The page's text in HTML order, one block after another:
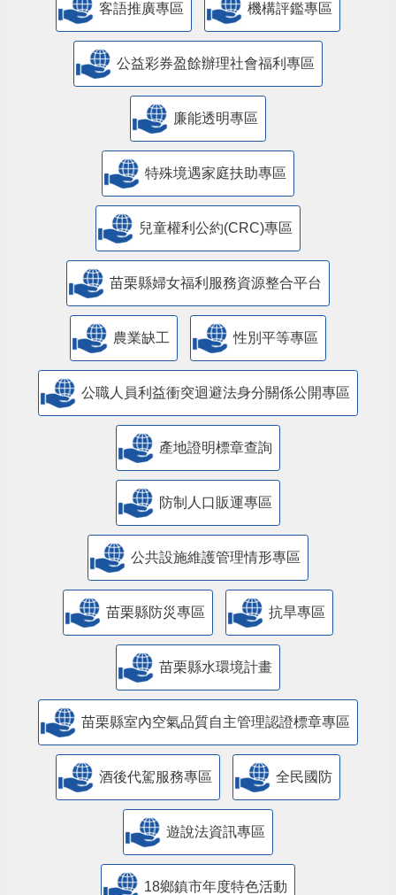
客語推廣專區 機構評鑑專區
公益彩券盈餘辦理社會福利專區
廉能透明專區
特殊境遇家庭扶助專區
兒童權利公約(CRC)專區
苗栗縣婦女福利服務資源整合平台
農業缺工 性別平等專區
公職人員利益衝突迴避法身分關係公開專區
產地證明標章查詢
防制人口販運專區
​公共設施維護管理情形專區
苗栗縣防災專區 抗旱專區
苗栗縣水環境計畫
苗栗縣室內空氣品質自主管理認證標章專區
酒後代駕服務專區 全民國防
遊說法資訊專區
18鄉鎮市年度特色活動